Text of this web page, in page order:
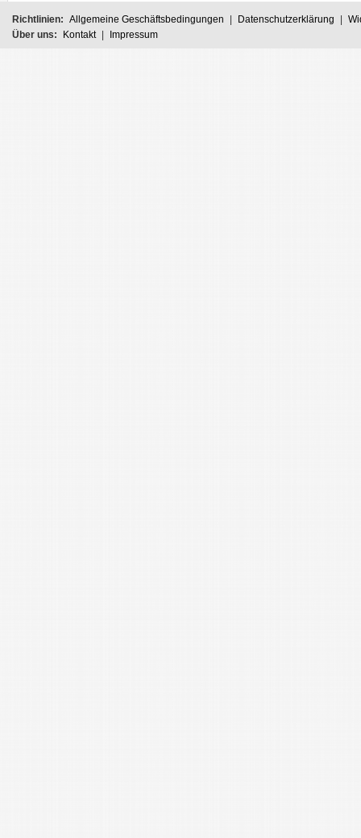
Richtlinien: Allgemeine Geschäftsbedingungen Datenschutzerklärung
Über uns:
Kontakt Impressum